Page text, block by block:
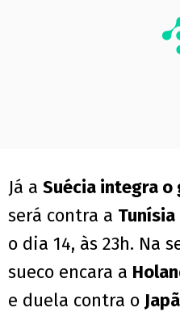
Já a Suécia integra o
será contra a Tunísia
o dia 14, às 23h. Na
sueco encara a
e duela contra o